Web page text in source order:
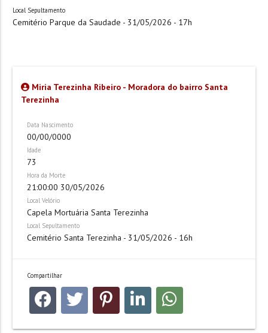
Local Sepultamento
Cemitério Parque da Saudade - 31/05/2026 - 17h
Miria Terezinha Ribeiro - Moradora do bairro Santa
Terezinha
Data Nascimento
00/00/0000
Idade
73
Hora da Morte
21:00:00 30/05/2026
Local Velório
Capela Mortuária Santa Terezinha
Local Sepultamento
Cemitério Santa Terezinha - 31/05/2026 - 16h
Compartilhar